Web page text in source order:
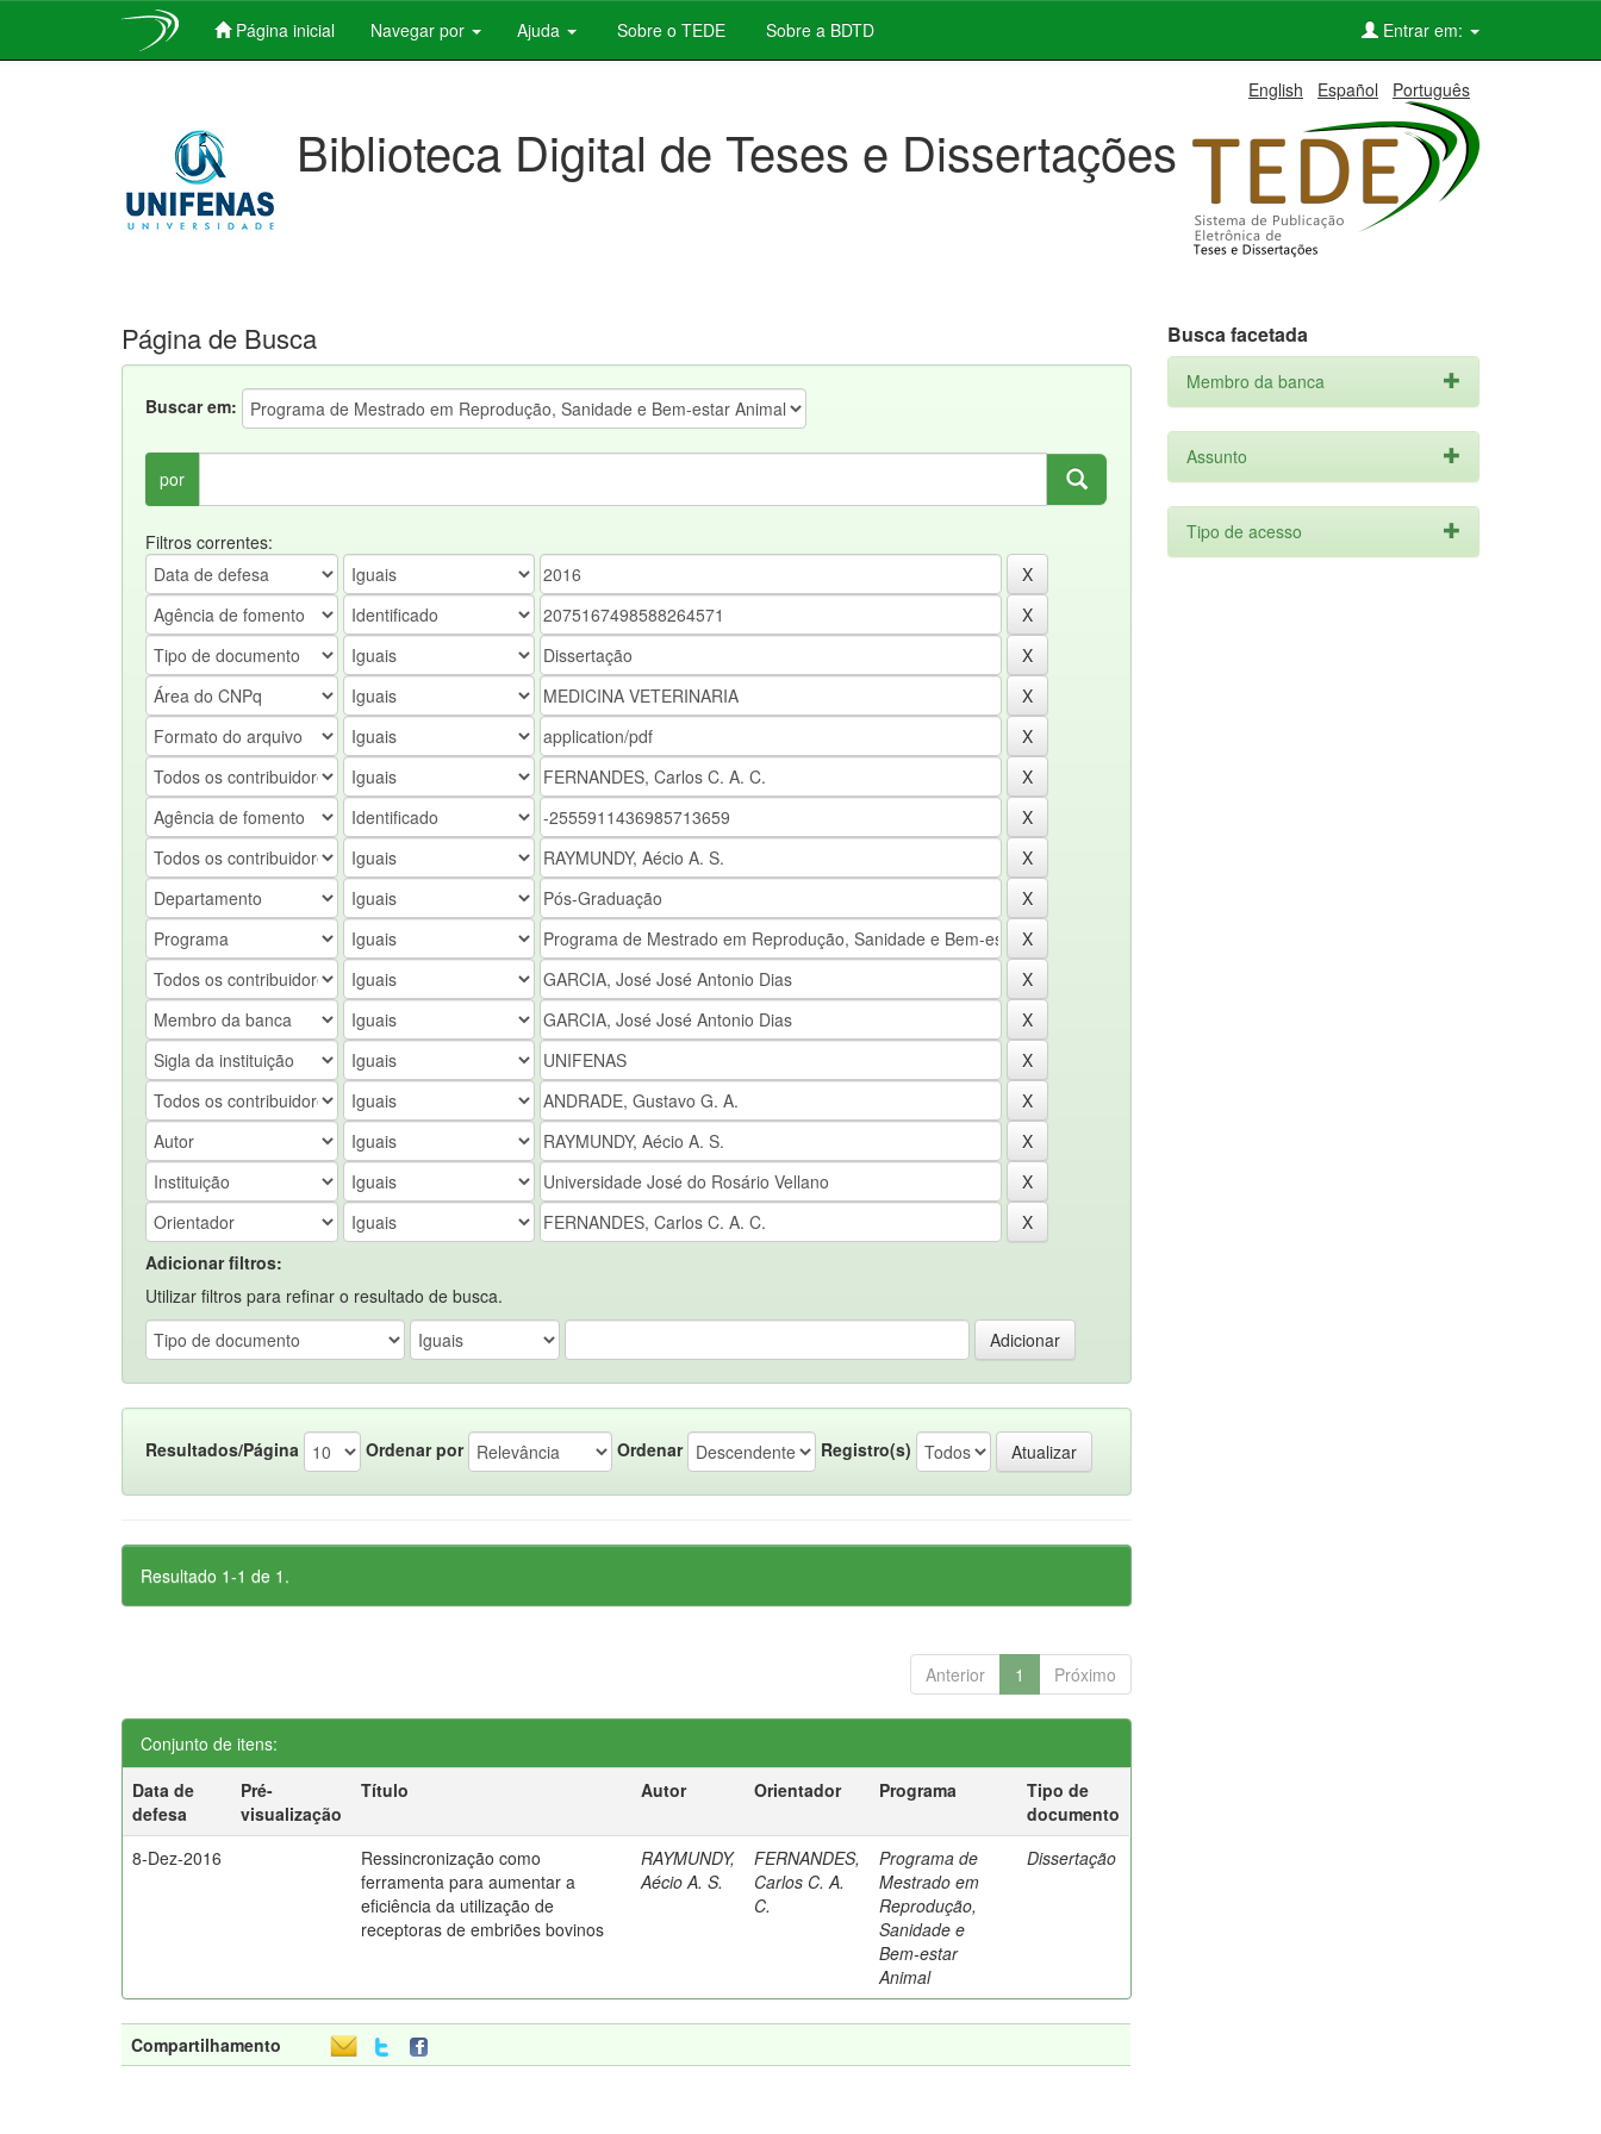
Página inicial Navegar por Ajuda Sobre o TEDE Sobre a BDTD Entrar em:
English Español Português
Biblioteca Digital de Teses e Dissertações
Página de Busca
Buscar em:
por
Filtros correntes:
Adicionar filtros:
Utilizar filtros para refinar o resultado de busca.
Resultados/Página Ordenar por Ordenar Registro(s)
Resultado 1-1 de 1.
Anterior 1 Próximo
Conjunto de itens:
Data de
defesa
Pré-
visualização
Título Autor Orientador Programa
Tipo de
documento
8-Dez-2016
Ressincronização como
ferramenta para aumentar a
eficiência da utilização de
receptoras de embriões bovinos
RAYMUNDY,
Aécio A. S.
FERNANDES,
Carlos C. A.
C.
Programa de
Mestrado em
Reprodução,
Sanidade e
Bem-estar
Animal
Dissertação
Compartilhamento
Busca facetada
Membro da banca
Assunto
Tipo de acesso